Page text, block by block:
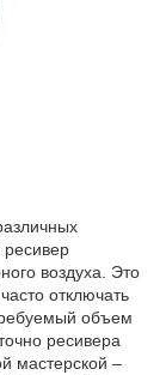
ресивер
воздуха. Это
отключать
объем
ресивера
мастерской –